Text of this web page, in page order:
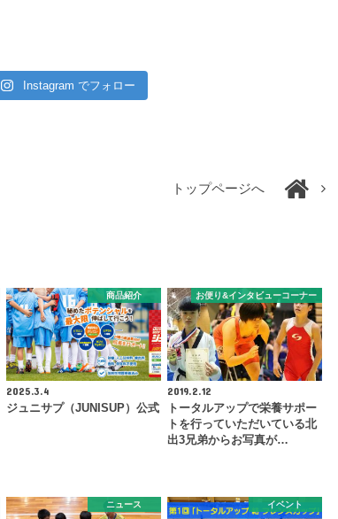
Instagram でフォロー
トップページへ
商品紹介
2025.3.4
ジュニサプ（JUNISUP）公式
お便り&インタビューコーナー
2019.2.12
トータルアップで栄養サポー
トを行っていただいている北
出3兄弟からお写真が…
ニュース イベント